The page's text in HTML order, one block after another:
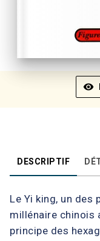
visibility
DESCRIPTIF
Le Yi king, un des
millénaire chinois
principe des